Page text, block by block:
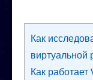
Как
виртуальной
Как